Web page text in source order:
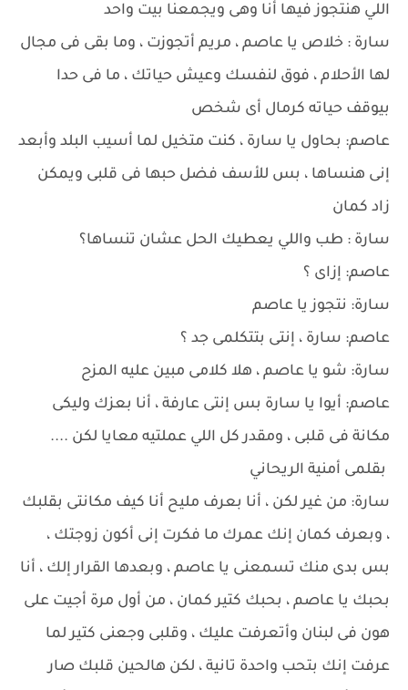
اللي هنتجوز فيها أنا وهى ويجمعنا بيت واحد
سارة : خلاص يا عاصم ، مريم أتجوزت ، وما بقى فى مجال
لها الأحلام ، فوق لنفسك وعيش حياتك ، ما فى حدا
بيوقف حياته كرمال أى شخص
عاصم: بحاول يا سارة ، كنت متخيل لما أسيب البلد وأبعد
إنى هنساها ، بس للأسف فضل حبها فى قلبى ويمكن
زاد كمان
سارة : طب واللي يعطيك الحل عشان تنساها؟
عاصم: إزاى ؟
سارة: نتجوز يا عاصم
عاصم: سارة ، إنتى بتتكلمى جد ؟
سارة: شو يا عاصم ، هلا كلامى مبين عليه المزح
عاصم: أيوا يا سارة بس إنتى عارفة ، أنا بعزك وليكى
مكانة فى قلبى ، ومقدر كل اللي عملتيه معايا لكن ....
بقلمى أمنية الريحاني
سارة: من غير لكن ، أنا بعرف مليح أنا كيف مكانتى بقلبك
، وبعرف كمان إنك عمرك ما فكرت إنى أكون زوجتك ،
بس بدى منك تسمعنى يا عاصم ، وبعدها القرار إلك ، أنا
بحبك يا عاصم ، بحبك كتير كمان ، من أول مرة أجيت على
هون فى لبنان وأتعرفت عليك ، وقلبى وجعنى كتير لما
عرفت إنك بتحب واحدة تانية ، لكن هالحين قلبك صار